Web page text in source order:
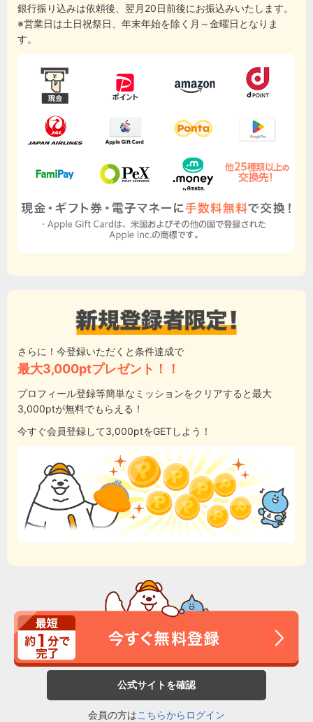
銀行振り込みは依頼後、翌月20日前後にお振込みいたします。
※営業日は土日祝祭日、年末年始を除く月～金曜日となりま
す。
さらに！今登録いただくと条件達成で
最大3,000ptプレゼント！！
プロフィール登録等簡単なミッションをクリアすると最大
3,000ptが無料でもらえる！
今すぐ会員登録して3,000ptをGETしよう！
公式サイトを確認
会員の方はこちらからログイン